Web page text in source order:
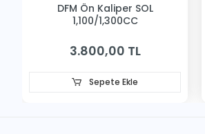
DFM Ön Kaliper SOL
1,100/1,300CC
3.800,00 TL
Sepete Ekle